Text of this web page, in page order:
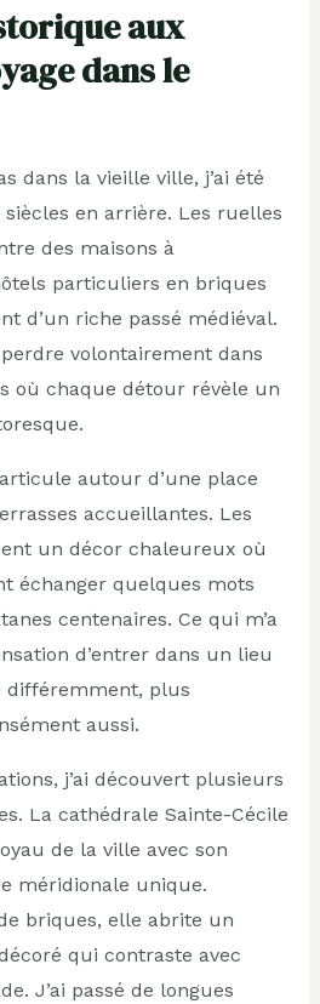
aux
dans le
dans la vieille ville, j’ai été
en arrière. Les ruelles
des maisons à
particuliers en briques
d’un riche passé médiéval.
volontairement dans
où chaque détour révèle un
autour d’une place
accueillantes. Les
un décor chaleureux où
échanger quelques mots
centenaires. Ce qui m’a
d’entrer dans un lieu
différemment, plus
aussi.
j’ai découvert plusieurs
La cathédrale Sainte-Cécile
de la ville avec son
méridionale unique.
briques, elle abrite un
qui contraste avec
J’ai passé de longues